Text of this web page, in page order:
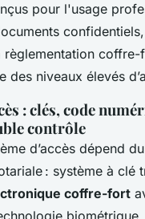
pour l'usage
règlementation
des niveaux élevés
: clés, code
contrôle
d’accès dépend
: système à clé
coffre-fort